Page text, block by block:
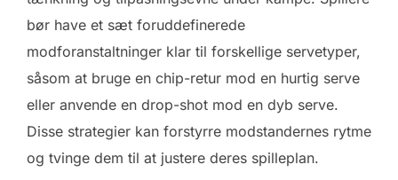
bør have et sæt foruddefinerede
modforanstaltninger klar til forskellige servetyper,
såsom at bruge en chip-retur mod en hurtig serve
eller anvende en drop-shot mod en dyb serve.
Disse strategier kan forstyrre modstandernes rytme
og tvinge dem til at justere deres spilleplan.